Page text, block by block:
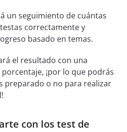
un seguimiento de cuántas
correctamente y
basado en temas.
el resultado con una
¡por lo que podrás
preparado o no para realizar
con los test de